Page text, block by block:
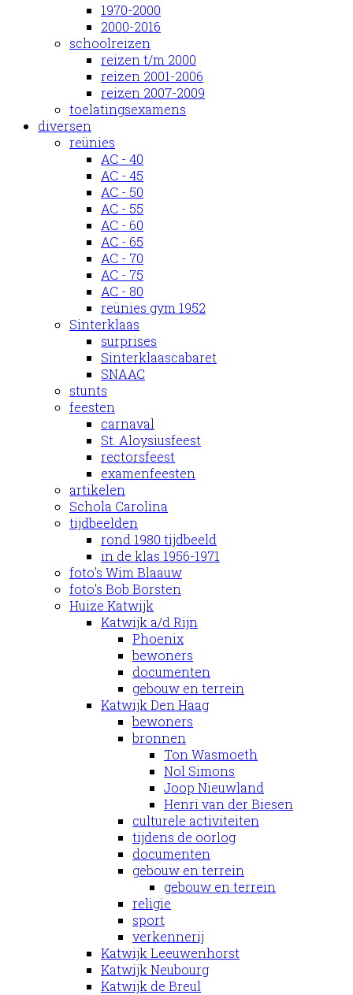
1970-2000
2000-2016
schoolreizen
reizen t/m 2000
reizen 2001-2006
reizen 2007-2009
toelatingsexamens
diversen
reünies
AC - 40
AC - 45
AC - 50
AC - 55
AC - 60
AC - 65
AC - 70
AC - 75
AC - 80
reünies gym 1952
Sinterklaas
surprises
Sinterklaascabaret
SNAAC
stunts
feesten
carnaval
St. Aloysiusfeest
rectorsfeest
examenfeesten
artikelen
Schola Carolina
tijdbeelden
rond 1980 tijdbeeld
in de klas 1956-1971
foto's Wim Blaauw
foto's Bob Borsten
Huize Katwijk
Katwijk a/d Rijn
Phoenix
bewoners
documenten
gebouw en terrein
Katwijk Den Haag
bewoners
bronnen
Ton Wasmoeth
Nol Simons
Joop Nieuwland
Henri van der Biesen
culturele activiteiten
tijdens de oorlog
documenten
gebouw en terrein
gebouw en terrein
religie
sport
verkennerij
Katwijk Leeuwenhorst
Katwijk Neubourg
Katwijk de Breul